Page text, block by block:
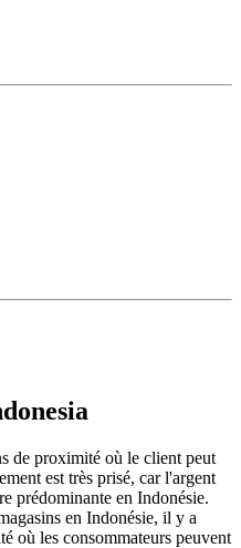
de proximité où le client peut
est très prisé, car l'argent
prédominante en Indonésie.
en Indonésie, il y a
où les consommateurs peuvent